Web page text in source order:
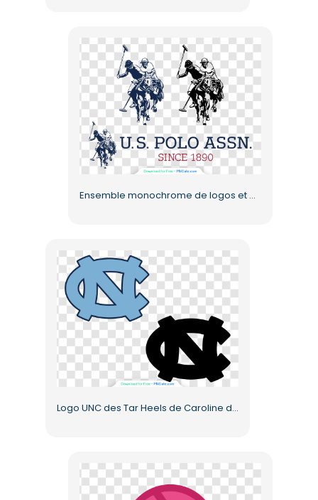
Ensemble monochrome de logos et d'icônes de l'US Polo Association (PNG gratuit)
Logo UNC des Tar Heels de Caroline du Nord, emblème bleu et noir, PNG gratuit